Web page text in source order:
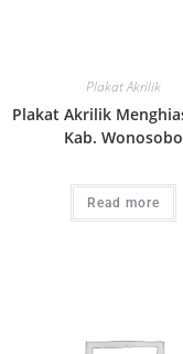
Plakat Akrilik
Plakat Akrilik
Kab. Wonosobo
Read more